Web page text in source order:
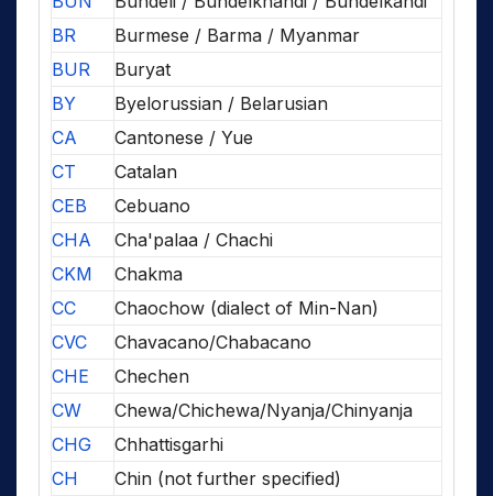
BR
Burmese / Barma / Myanmar
BUR
Buryat
BY
Byelorussian / Belarusian
CA
Cantonese / Yue
CT
Catalan
CEB
Cebuano
CHA
Cha'palaa / Chachi
CKM
Chakma
CC
Chaochow (dialect of Min-Nan)
CVC
Chavacano/Chabacano
CHE
Chechen
CW
Chewa/Chichewa/Nyanja/Chinyanja
CHG
Chhattisgarhi
CH
Chin (not further specified)